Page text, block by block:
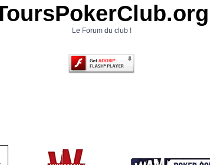
Le Forum du club !